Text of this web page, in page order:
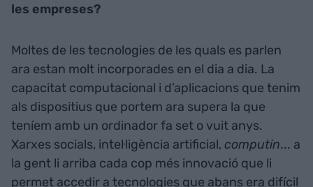
les empreses?
Moltes de les tecnologies de les quals es parlen
ara estan molt incorporades en el dia a dia. La
capacitat computacional i d’aplicacions que tenim
als dispositius que portem ara supera la que
teníem amb un ordinador fa set o vuit anys.
Xarxes socials, intel·ligència artificial, computin... a
la gent li arriba cada cop més innovació que li
permet accedir a tecnologies que abans era difícil